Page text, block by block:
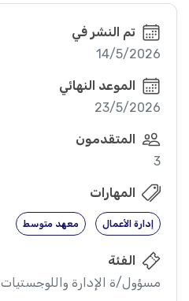
تم النشر في
14/5/2026
الموعد النهائي
23/5/2026
المتقدمون
3
المهارات
إدارة الأعمال معهد متوسط
الفئة
مسؤول/ة الإدارة واللوجستيات